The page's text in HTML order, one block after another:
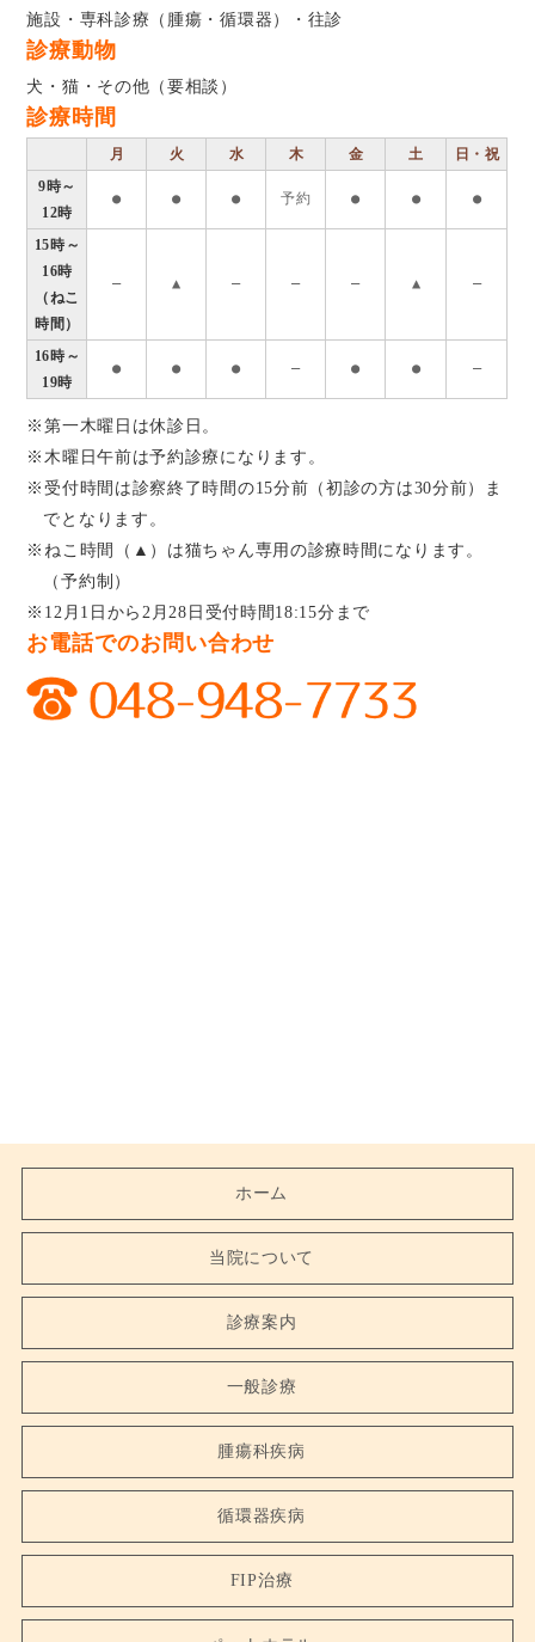
施設・専科診療（腫瘍・循環器）・往診
診療動物
犬・猫・その他（要相談）
診療時間
月 火 水 木 金 土
日・祝
9時～
12時
● ● ● 予約 ● ● ●
15時～
16時
（ねこ
時間）
― ▲ ― ― ― ▲ ―
16時～
19時
● ● ● ― ● ● ―
※第一木曜日は休診日。
※木曜日午前は予約診療になります。
※受付時間は診察終了時間の15分前（初診の方は30分前）ま
でとなります。
※ねこ時間（▲）は猫ちゃん専用の診療時間になります。
（予約制）
※12月1日から2月28日受付時間18:15分まで
お電話でのお問い合わせ
ホーム
当院について
診療案内
一般診療
腫瘍科疾病
循環器疾病
FIP治療